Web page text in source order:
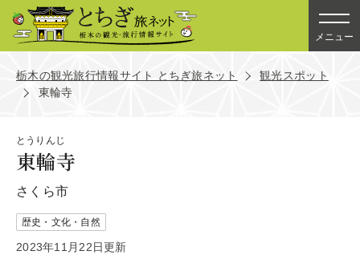
メニュー
栃木の観光旅行情報サイト とちぎ旅ネット
観光スポット
東輪寺
とうりんじ
東輪寺
さくら市
歴史・文化・自然
2023年11月22日更新